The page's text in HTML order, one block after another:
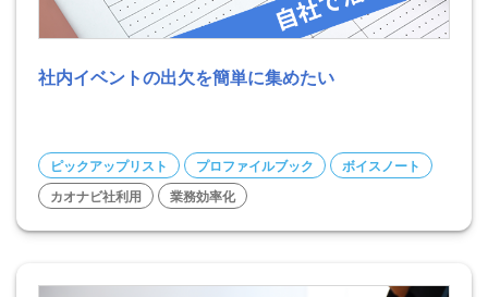
社内イベントの出欠を簡単に集めたい
ピックアップリスト プロファイルブック
ボイスノート
カオナビ社利用
業務効率化